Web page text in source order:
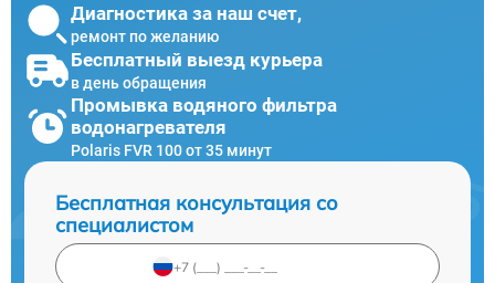
Диагностика за наш счет,
ремонт по желанию
Бесплатный выезд курьера
в день обращения
Промывка водяного фильтра
водонагревателя
Polaris FVR 100 от 35 минут
Бесплатная консультация со
специалистом